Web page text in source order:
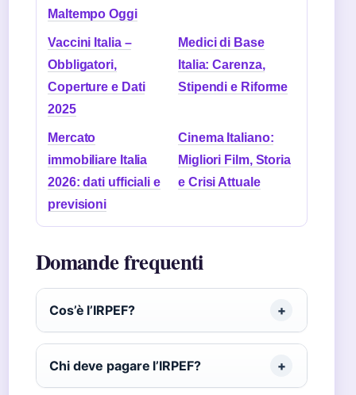
Maltempo Oggi
Vaccini Italia –
Obbligatori,
Coperture e Dati
2025
Medici di Base
Italia: Carenza,
Stipendi e Riforme
Mercato
immobiliare Italia
2026: dati ufficiali e
previsioni
Cinema Italiano:
Migliori Film, Storia
e Crisi Attuale
Domande frequenti
Cos’è l’IRPEF?
Chi deve pagare l’IRPEF?